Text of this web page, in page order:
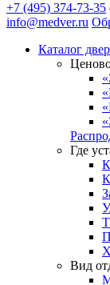
+7 (495) 374-73-35
info@medver.ru
Каталог
Где
Вид